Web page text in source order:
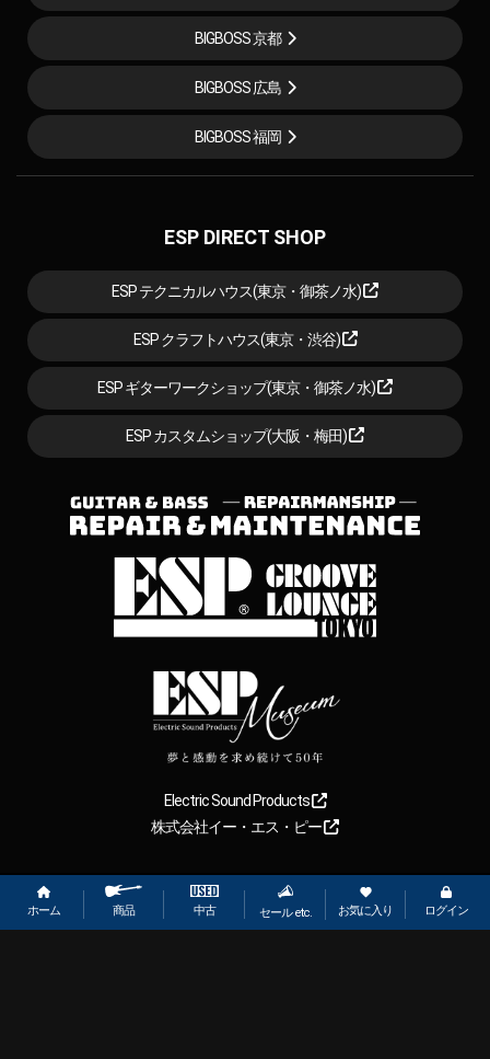
ホーム 商品 中古 セール etc. お気に入り ログイン
BIGBOSS 京都
BIGBOSS 広島
BIGBOSS 福岡
ESP DIRECT SHOP
ESP テクニカルハウス(東京・御茶ノ水)
ESP クラフトハウス(東京・渋谷)
ESP ギターワークショップ(東京・御茶ノ水)
ESP カスタムショップ(大阪・梅田)
Electric Sound Products
株式会社イー・エス・ピー
Copyright 2026【ESP直営】BIGBOSS オンラインマーケット(ギター＆
ベース). All rights reserved.